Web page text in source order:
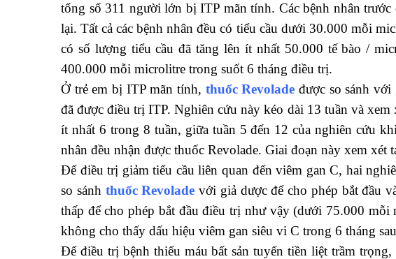
tổng số 311 người lớn bị ITP mãn tính. Các bệnh nhân
lại. Tất cả các bệnh nhân đều có tiểu cầu dưới 30.000 mỗi
có số lượng tiểu cầu đã tăng lên ít nhất 50.000 tế bào /
400.000 mỗi microlitre trong suốt 6 tháng điều trị.
Ở trẻ em bị ITP mãn tính, thuốc Revolade được so sánh
đã được điều trị ITP. Nghiên cứu này kéo dài 13 tuần và
ít nhất 6 trong 8 tuần, giữa tuần 5 đến 12 của nghiên cứu
nhân đều nhận được thuốc Revolade. Giai đoạn này xem xét
Để điều trị giảm tiểu cầu liên quan đến viêm gan C, hai
so sánh thuốc Revolade với giả dược để cho phép bắt đầu
thấp để cho phép bắt đầu điều trị như vậy (dưới 75.000
không cho thấy dấu hiệu viêm gan siêu vi C trong 6 tháng
Để điều trị bệnh thiếu máu bất sản tuyến tiền liệt trầm trọng,